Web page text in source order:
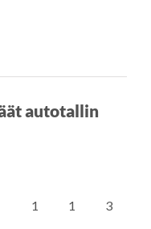
autotallin
1 1 3